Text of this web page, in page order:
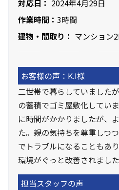
対応日： 2024年4月29日
作業時間： 3時間
建物・間取り： マンション
お客様の声：K.I様
二世帯で暮らしていました
の蓄積でゴミ屋敷化してい
に時間がかかりましたが、
た。親の気持ちを尊重しつ
でトラブルになることもあ
環境がぐっと改善されました
担当スタッフの声